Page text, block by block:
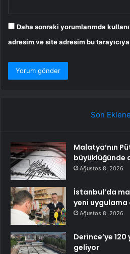
Daha sonraki yorumlarımda
adresim ve site adresim bu
Son
Malatya’nın
büyüklüğünde
Ağustos 8, 2026
İstanbul’da
yeni uygulama
Ağustos 8, 2026
Derince’ye
geliyor